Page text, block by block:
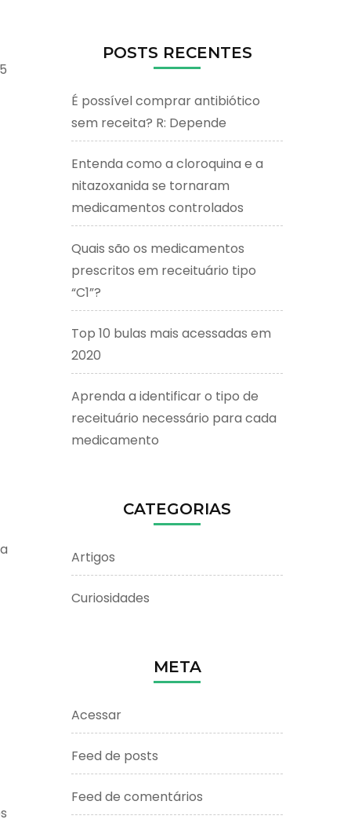
POSTS RECENTES
É possível comprar antibiótico
sem receita? R: Depende
Entenda como a cloroquina e a
nitazoxanida se tornaram
medicamentos controlados
Quais são os medicamentos
prescritos em receituário tipo
“C1”?
Top 10 bulas mais acessadas em
2020
Aprenda a identificar o tipo de
receituário necessário para cada
medicamento
CATEGORIAS
Artigos
Curiosidades
META
Acessar
Feed de posts
Feed de comentários